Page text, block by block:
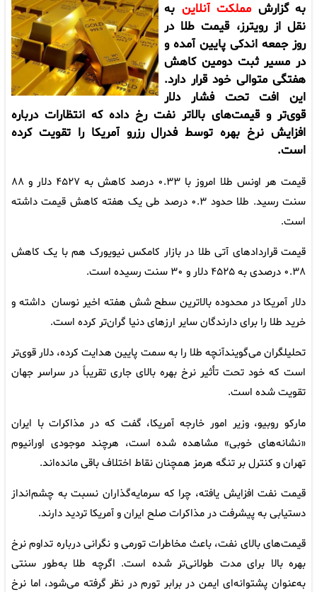
به گزارش مملکت آنلاین به
نقل از رویترز،قیمت طلا در
روز جمعه اندکی پایین آمده و
در مسیر ثبت دومین کاهش
هفتگی متوالی خود قرار دارد.
این افت تحت فشار دلار
قوی‌تر و قیمت‌های بالاتر نفت رخ داده که انتظارات درباره
افزایش نرخ بهره توسط فدرال رزرو آمریکا را تقویت کرده
است.
قیمت هر اونس طلا امروز با ۰.۳۳ درصد کاهش به ۴۵۲۷ دلار و ۸۸
سنت رسید. طلا حدود ۰.۳ درصد طی یک هفته کاهش قیمت داشته
است.
قیمت قراردادهای آتی طلا در بازار کامکس نیویورک هم با یک کاهش
۰.۳۸ درصدی به ۴۵۲۵ دلار و ۳۰ سنت رسیده است.
دلار آمریکا در محدوده بالاترین سطح شش هفته اخیر نوسان داشته و
خرید طلا را برای دارندگان سایر ارزهای دنیا گران‌تر کرده است.
تحلیلگران می‌گویندآنچه طلا را به سمت پایین هدایت کرده، دلار قوی‌تر
است که خود تحت تأثیر نرخ بهره بالای جاری تقریباً در سراسر جهان
تقویت شده است.
مارکو روبیو، وزیر امور خارجه آمریکا، گفت که در مذاکرات با ایران
«نشانه‌های خوبی» مشاهده شده است، هرچند موجودی اورانیوم
تهران و کنترل بر تنگه هرمز همچنان نقاط اختلاف باقی مانده‌اند.
قیمت نفت افزایش یافته، چرا که سرمایه‌گذاران نسبت به چشم‌انداز
دستیابی به پیشرفت در مذاکرات صلح ایران و آمریکا تردید دارند.
قیمت‌های بالای نفت، باعث مخاطرات تورمی و نگرانی‌ درباره تداوم نرخ
بهره بالا برای مدت طولانی‌تر شده است. اگرچه طلا به‌طور سنتی
به‌عنوان پشتوانه‌ای ایمن در برابر تورم در نظر گرفته می‌شود، اما نرخ